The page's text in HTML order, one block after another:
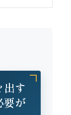
す
要が